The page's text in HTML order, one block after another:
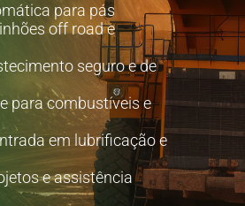
para pás
off road e
seguro e de
para combustíveis e
em lubrificação e
e assistência